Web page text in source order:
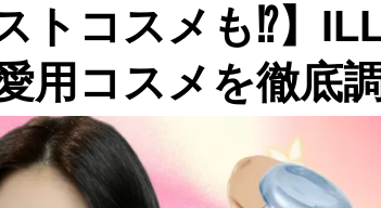
トコスメも⁉】
用コスメを徹底調